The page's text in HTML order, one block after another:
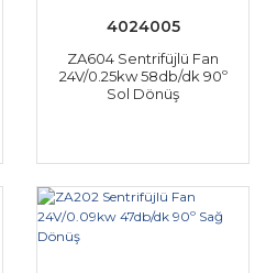
4024005
ZA604 Sentrifüjlü Fan
24V/0.25kw 58db/dk 90º
Sol Dönüş